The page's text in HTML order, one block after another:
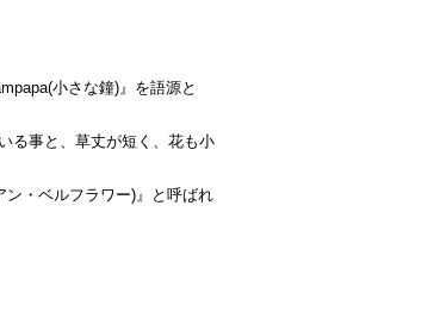
小さな鐘)』を語源と
る事と、草丈が短く、花も小
・ベルフラワー)』と呼ばれ